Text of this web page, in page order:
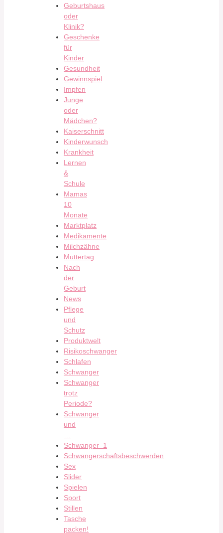
Geburtshaus
oder
Klinik?
Geschenke
für
Kinder
Gesundheit
Gewinnspiel
Impfen
Junge
oder
Mädchen?
Kaiserschnitt
Kinderwunsch
Krankheit
Lernen
&
Schule
Mamas
10
Monate
Marktplatz
Medikamente
Milchzähne
Muttertag
Nach
der
Geburt
News
Pflege
und
Schutz
Produktwelt
Risikoschwanger
Schlafen
Schwanger
Schwanger
trotz
Periode?
Schwanger
und
Schwanger_1
Schwangerschaftsbeschwerden
Sex
Slider
Spielen
Sport
Stillen
Tasche
packen!